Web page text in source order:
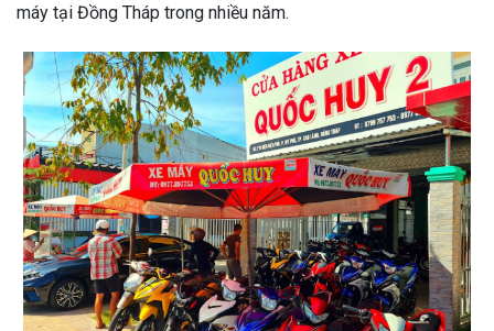
máy tại Đồng Tháp trong nhiều năm.